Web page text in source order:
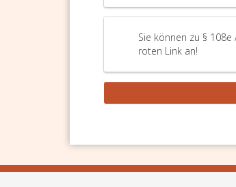
Sie können zu §
roten Link an!